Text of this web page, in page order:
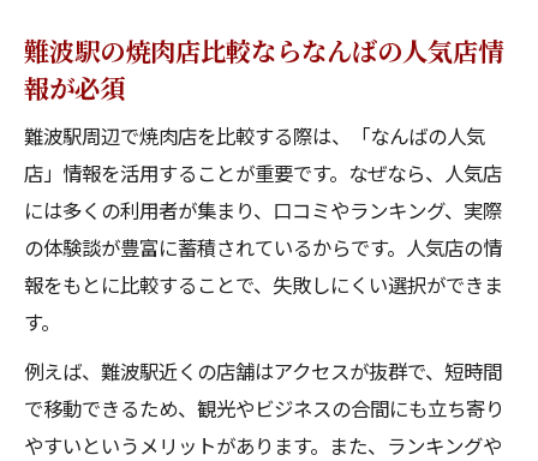
難波駅の焼肉店比較ならなんばの人気店情
報が必須
難波駅周辺で焼肉店を比較する際は、「なんばの人気
店」情報を活用することが重要です。なぜなら、人気店
には多くの利用者が集まり、口コミやランキング、実際
の体験談が豊富に蓄積されているからです。人気店の情
報をもとに比較することで、失敗しにくい選択ができま
す。
例えば、難波駅近くの店舗はアクセスが抜群で、短時間
で移動できるため、観光やビジネスの合間にも立ち寄り
やすいというメリットがあります。また、ランキングや